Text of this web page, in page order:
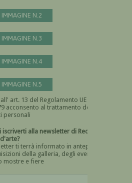
IMMAGINE N.2
IMMAGINE N.3
IMMAGINE N.4
IMMAGINE N.5
art. 13 del Regolamento UE n.
al trattamento dei
personali
Devi dare il consenso
alla newsletter di Recta
ti terrà informato in anteprima
della galleria, degli eventi
mostre e fiere